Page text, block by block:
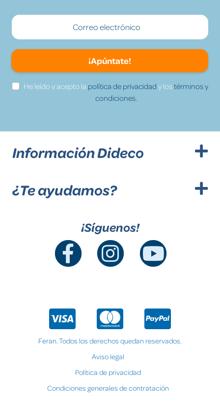
¡Apúntate!
He leído y acepto la política de privacidad y lostérminos y
condiciones.
Información Dideco
¿Te ayudamos?
¡Síguenos!
Feran. Todos los derechos quedan reservados.
Aviso legal
Política de privacidad
Condiciones generales de contratación